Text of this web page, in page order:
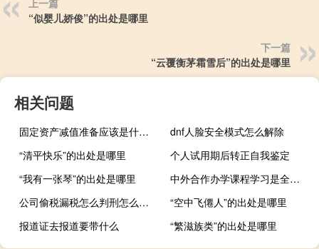
上一篇
“似婴儿娇俊”的出处是哪里
下一篇
“云覆衡茅霜雪后”的出处是哪里
相关问题
固定资产减值准备应该是什么科目
dnf人脸安全模式怎么解除
“清平快乐”的出处是哪里
个人试用期后转正自我鉴定
“我有一张琴”的出处是哪里
中外合作办学课程学习是全英文的吗
公司偷税漏税怎么判刑怎么处罚
“空中飞僊人”的出处是哪里
报道证去报道要带什么
“繁滋族类”的出处是哪里